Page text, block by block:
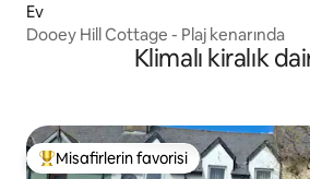
Ev
Dooey Hill Cottage - Plaj kenarında
Klimalı kiralık
Misafirlerin favorilerinden en
Misafirlerin favorisi